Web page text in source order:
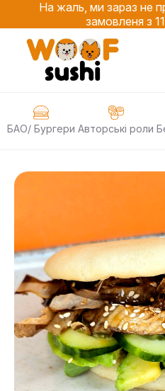
На жаль, ми зараз не
замовленя з
БАО/ Бургери Авторські роли